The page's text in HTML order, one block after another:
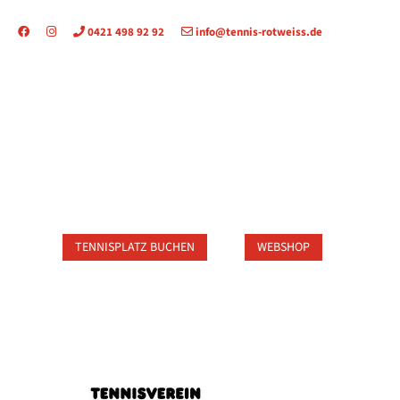
0421 498 92 92 info@tennis-rotweiss.de
TENNISPLATZ BUCHEN WEBSHOP